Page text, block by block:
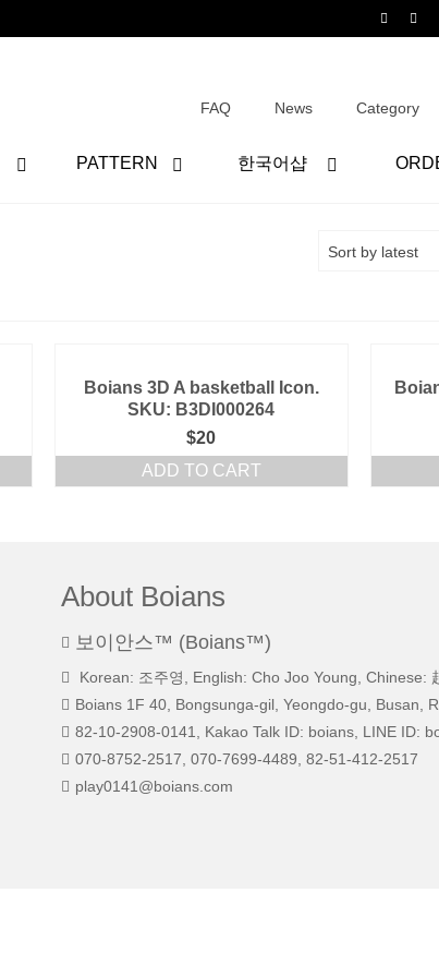
FAQ News Category
PATTERN 한국어샵
Sort by latest
Boians 3D A basketball Icon.
SKU: B3DI000264
$20
ADD TO CART
About Boians
보이안스™ (Boians™)
Korean: 조주영, English: Cho Joo Young, Chinese:
Boians 1F 40, Bongsunga-gil, Yeongdo-gu, Busan,
82-10-2908-0141, Kakao Talk ID: boians, LINE ID:
070-8752-2517, 070-7699-4489, 82-51-412-2517
play0141@boians.com